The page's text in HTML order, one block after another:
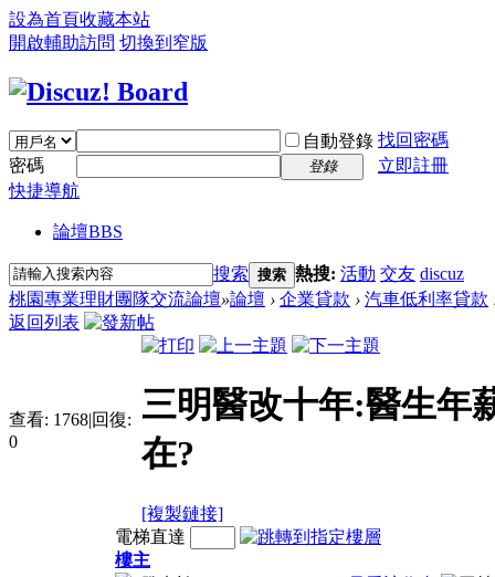
設為首頁收藏本站
開啟輔助訪問 切換到窄版
自動登錄 找回密碼
密碼
登錄
立即註冊
快捷導航
論壇BBS
搜索 搜索 熱搜: 活動 交友 discuz
桃園專業理財團隊交流論壇»論壇 › 企業貸款 › 汽車低利率貸款
返回列表
查看: 1768|回復:
0
三明醫改十年:醫生年
在?
[複製鏈接]
電梯直達
樓主